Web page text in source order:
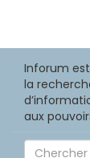
Inforum
la
aux